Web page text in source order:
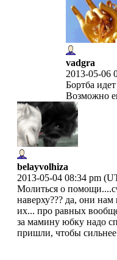
vadgra
2013-05-06
Бортба
Возможно
belayvolhiza
2013-05-04 08:34 pm
Молиться о
наверху??? да, они
их... про равных
за мамину юбку надо
пришли, чтобы сильнее